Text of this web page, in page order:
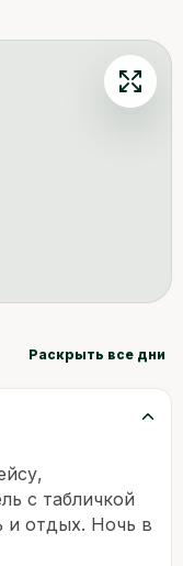
Раскрыть все дни
с табличкой
и отдых. Ночь в